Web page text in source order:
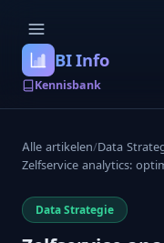
BI Info
Kennisbank
Alle artikelen/Data
Zelfservice analytics:
Data Strategie